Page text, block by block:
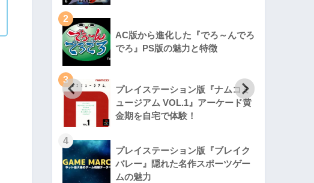
2
AC版から進化した『でろ～んでろ
でろ』PS版の魅力と特徴
3
プレイステーション版『ナムコミ
ュージアム VOL.1』アーケード黄
金期を自宅で体験！
4
プレイステーション版『ブレイク
バレー』隠れた名作スポーツゲー
ムの魅力